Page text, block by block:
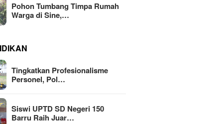
Pohon Tumbang Timpa Rumah
Warga di Sine,…
Tingkatkan Profesionalisme
Personel, Pol…
Siswi UPTD SD Negeri 150
Barru Raih Juar…